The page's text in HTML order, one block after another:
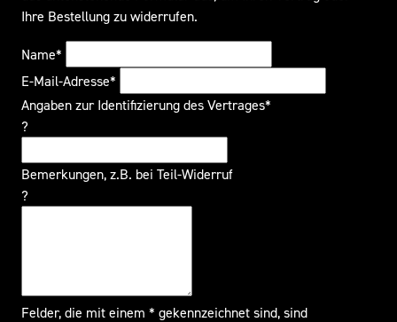
Ihre Bestellung zu widerrufen.
Name*
E-Mail-Adresse*
Angaben zur Identifizierung des Vertrages*
?
Bemerkungen, z.B. bei Teil-Widerruf
?
Felder, die mit einem * gekennzeichnet sind, sind